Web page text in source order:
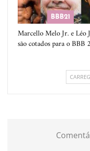
BBB21
Marcello Melo Jr. e Léo
são cotados para o BBB